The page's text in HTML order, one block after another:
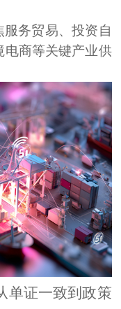
服务贸易、投资自
电商等关键产业供
单证一致到政策